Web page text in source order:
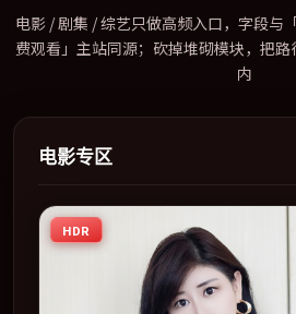
电影 / 剧集 / 综艺只做高频入口，字段与
费观看」主站同源；砍掉堆砌模块，把
内
电影专区
HDR